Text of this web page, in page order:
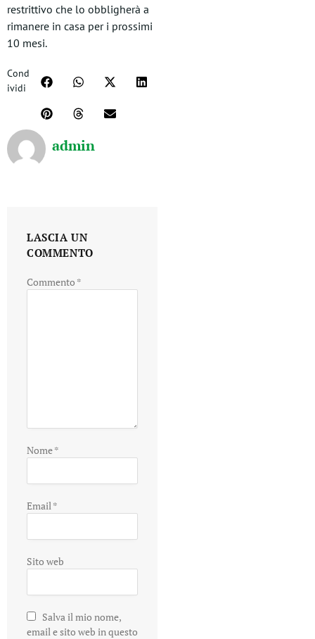
restrittivo che lo obbligherà a
rimanere in casa per i prossimi
10 mesi.
Cond
ividi
admin
LASCIA UN
COMMENTO
Commento *
Nome*
Email*
Sito web
Salva il mio nome,
email e sito web in questo